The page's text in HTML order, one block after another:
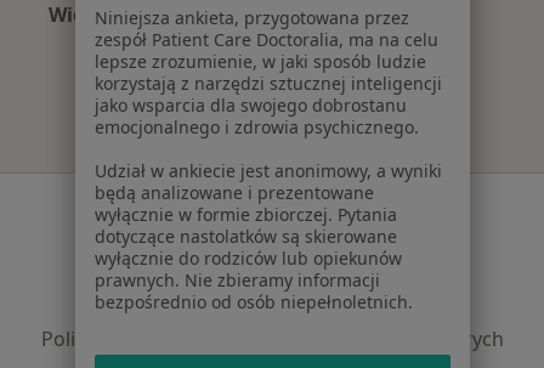
Więcej (11)
Więcej w kategorii: Najpopularniejsze
Serwis
Regulamin
Polityka prywatności pacjentów
Polityka prywatności profesjonalistów
Polityka prywatności dla profesjonalistów, których
Niniejsza ankieta, przygotowana przez
zespół Patient Care Doctoralia, ma na celu
lepsze zrozumienie, w jaki sposób ludzie
korzystają z narzędzi sztucznej inteligencji
jako wsparcia dla swojego dobrostanu
emocjonalnego i zdrowia psychicznego.
Udział w ankiecie jest anonimowy, a wyniki
będą analizowane i prezentowane
wyłącznie w formie zbiorczej. Pytania
dotyczące nastolatków są skierowane
wyłącznie do rodziców lub opiekunów
prawnych. Nie zbieramy informacji
bezpośrednio od osób niepełnoletnich.